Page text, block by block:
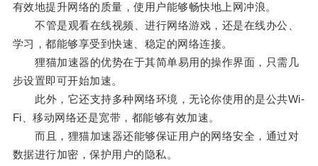
有效地提升网络的质量，使用户能够畅快地上网冲浪。
不管是观看在线视频、进行网络游戏，还是在线办公、
学习，都能够享受到快速、稳定的网络连接。
狸猫加速器的优势在于其简单易用的操作界面，只需几
步设置即可开始加速。
此外，它还支持多种网络环境，无论你使用的是公共Wi-
Fi、移动网络还是宽带，都能够有效加速。
而且，狸猫加速器还能够保证用户的网络安全，通过对
数据进行加密，保护用户的隐私。